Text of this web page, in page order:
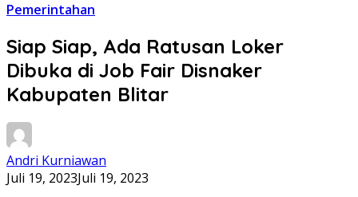
Pemerintahan
Siap Siap, Ada Ratusan Loker
Dibuka di Job Fair Disnaker
Kabupaten Blitar
Andri Kurniawan
Juli 19, 2023Juli 19, 2023